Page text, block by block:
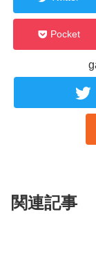
Pocket
関連記事